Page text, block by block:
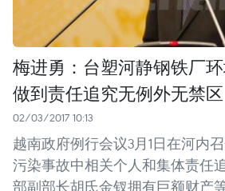
梅进勇：台塑河静钢铁厂
做到责任追究无例外无禁区
02/03/2017 10:13
越南政府例行会议3月1日在河内
污染事故中相关个人和集体责任
部副部长胡氏金钗拥有巨额财产等